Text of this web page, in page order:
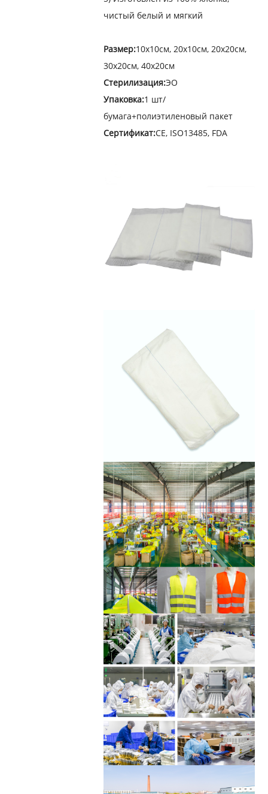
чистый белый и мягкий
Размер:10х10см, 20х10см, 20х20см,
30х20см, 40х20см
Стерилизация:ЭО
Упаковка:1 шт/
бумага+полиэтиленовый пакет
Сертификат:CE, ISO13485, FDA